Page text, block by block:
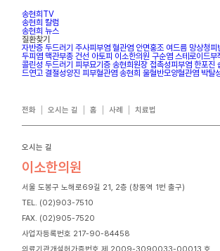
송현희TV
송현희 칼럼
송현희 뉴스
질환찾기
자반증 두드러기 주사피부염 혈관염 안면홍조 여드름 망상청피
두피염 맥관부종 건선 아토피 이소한의원 구순염 스테로이드부
콜린성 두드러기 피부묘기증 송현희원장 접촉성피부염 한포진
드연고 결절성양진 피부혈관염 송현희 울혈반모양혈관염 박탈
전화 오시는 길 홈 사례 치료법
오시는 길
이소한의원
서울 도봉구 노해로69길 21, 2층 (창동역 1번 출구)
TEL. (02)903-7510
FAX. (02)905-7520
사업자등록번호 217-90-84458